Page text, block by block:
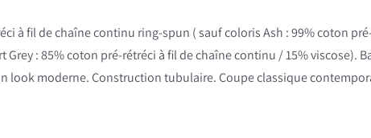
à fil de chaîne continu ring-spun ( sauf coloris Ash : 99% coton
: 85% coton pré-rétréci à fil de chaîne continu / 15% viscose).
look moderne. Construction tubulaire. Coupe classique